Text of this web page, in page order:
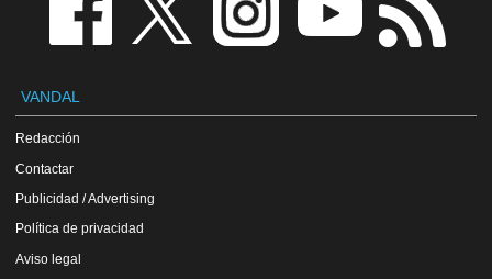
VANDAL
Redacción
Contactar
Publicidad / Advertising
Política de privacidad
Aviso legal